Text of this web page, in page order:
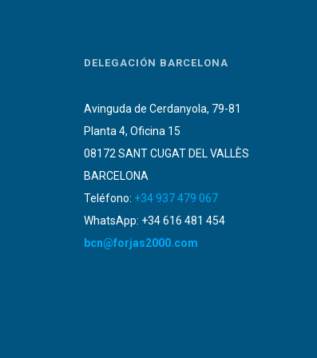
DELEGACIÓN BARCELONA
Avinguda de Cerdanyola, 79-81
Planta 4, Oficina 15
08172 SANT CUGAT DEL VALLÈS
BARCELONA
Teléfono: +34 937 479 067
WhatsApp: +34 616 481 454
bcn@forjas2000.com